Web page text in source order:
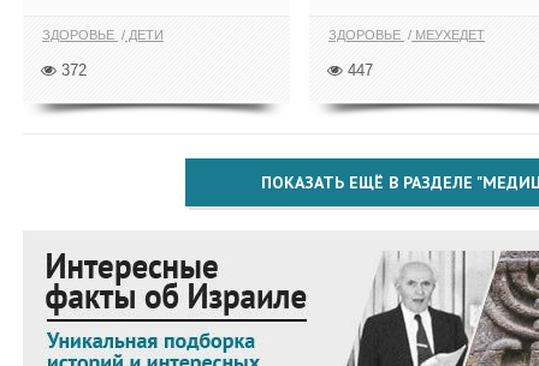
ЗДОРОВЬЕ ДЕТИ
372
ЗДОРОВЬЕ МЕУХЕДЕТ
447
ПОКАЗАТЬ ЕЩЁ В РАЗДЕЛЕ